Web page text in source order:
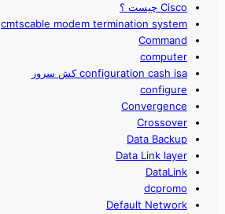
Cisco چیست ؟
cmtscable modem termination system
Command
computer
configuration cash isa کش سرور
configure
Convergence
Crossover
Data Backup
Data Link layer
DataLink
dcpromo
Default Network